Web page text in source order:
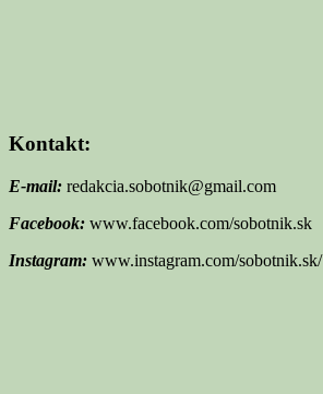
Kontakt:
E-mail: redakcia.sobotnik@gmail.com
Facebook: www.facebook.com/sobotnik.sk
Instagram: www.instagram.com/sobotnik.sk/